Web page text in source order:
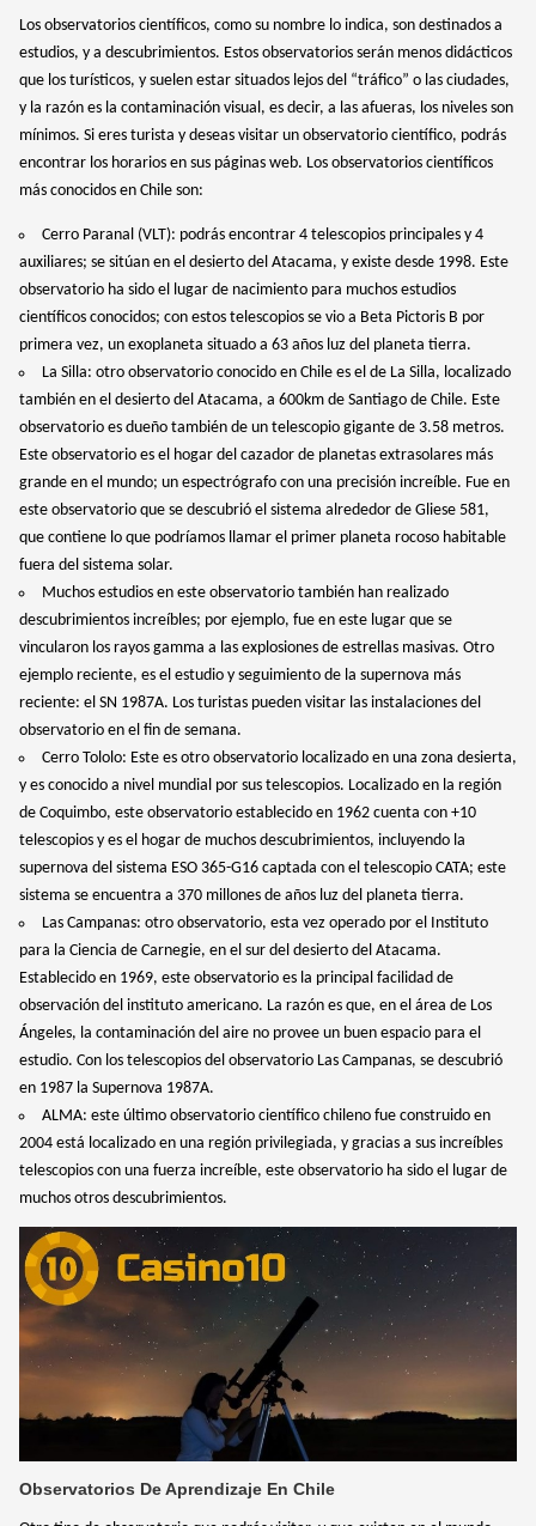
Los observatorios científicos, como su nombre lo indica, son destinados a
estudios, y a descubrimientos. Estos observatorios serán menos didácticos
que los turísticos, y suelen estar situados lejos del “tráfico” o las ciudades,
y la razón es la contaminación visual, es decir, a las afueras, los niveles son
mínimos. Si eres turista y deseas visitar un observatorio científico, podrás
encontrar los horarios en sus páginas web. Los observatorios científicos
más conocidos en Chile son:
Cerro Paranal (VLT): podrás encontrar 4 telescopios principales y 4
auxiliares; se sitúan en el desierto del Atacama, y existe desde 1998. Este
observatorio ha sido el lugar de nacimiento para muchos estudios
científicos conocidos; con estos telescopios se vio a Beta Pictoris B por
primera vez, un exoplaneta situado a 63 años luz del planeta tierra.
La Silla: otro observatorio conocido en Chile es el de La Silla, localizado
también en el desierto del Atacama, a 600km de Santiago de Chile. Este
observatorio es dueño también de un telescopio gigante de 3.58 metros.
Este observatorio es el hogar del cazador de planetas extrasolares más
grande en el mundo; un espectrógrafo con una precisión increíble. Fue en
este observatorio que se descubrió el sistema alrededor de Gliese 581,
que contiene lo que podríamos llamar el primer planeta rocoso habitable
fuera del sistema solar.
Muchos estudios en este observatorio también han realizado
descubrimientos increíbles; por ejemplo, fue en este lugar que se
vincularon los rayos gamma a las explosiones de estrellas masivas. Otro
ejemplo reciente, es el estudio y seguimiento de la supernova más
reciente: el SN 1987A. Los turistas pueden visitar las instalaciones del
observatorio en el fin de semana.
Cerro Tololo: Este es otro observatorio localizado en una zona desierta,
y es conocido a nivel mundial por sus telescopios. Localizado en la región
de Coquimbo, este observatorio establecido en 1962 cuenta con +10
telescopios y es el hogar de muchos descubrimientos, incluyendo la
supernova del sistema ESO 365-G16 captada con el telescopio CATA; este
sistema se encuentra a 370 millones de años luz del planeta tierra.
Las Campanas: otro observatorio, esta vez operado por el Instituto
para la Ciencia de Carnegie, en el sur del desierto del Atacama.
Establecido en 1969, este observatorio es la principal facilidad de
observación del instituto americano. La razón es que, en el área de Los
Ángeles, la contaminación del aire no provee un buen espacio para el
estudio. Con los telescopios del observatorio Las Campanas, se descubrió
en 1987 la Supernova 1987A.
ALMA: este último observatorio científico chileno fue construido en
2004 está localizado en una región privilegiada, y gracias a sus increíbles
telescopios con una fuerza increíble, este observatorio ha sido el lugar de
muchos otros descubrimientos.
Observatorios De Aprendizaje En Chile